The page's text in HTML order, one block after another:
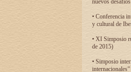
nuevos
• Conferencia
y cultural de
• XI Simposio
de 2015)
• Simposio